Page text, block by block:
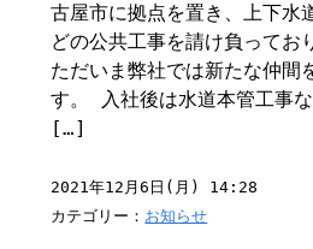
古屋市に拠点を置き、上下水
どの公共工事を請け負って
ただいま弊社では新たな仲間
す。 入社後は水道本管工事
[…]
2021年12月6日(月) 14:28
カテゴリー： お知らせ